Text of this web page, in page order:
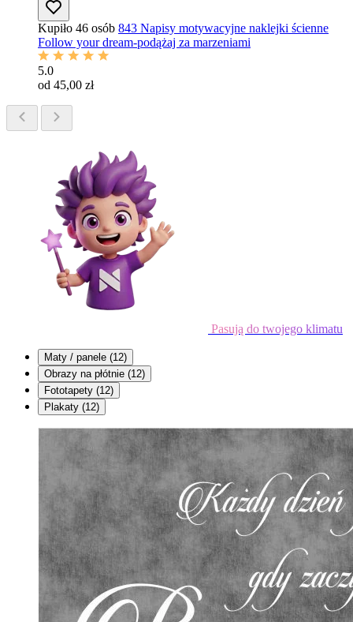
Kupiło 46 osób 843 Napisy motywacyjne naklejki ścienne
Follow your dream-podążaj za marzeniami
5.0
od 45,00 zł
Pasują do twojego klimatu
Maty / panele (12)
Obrazy na płótnie (12)
Fototapety (12)
Plakaty (12)